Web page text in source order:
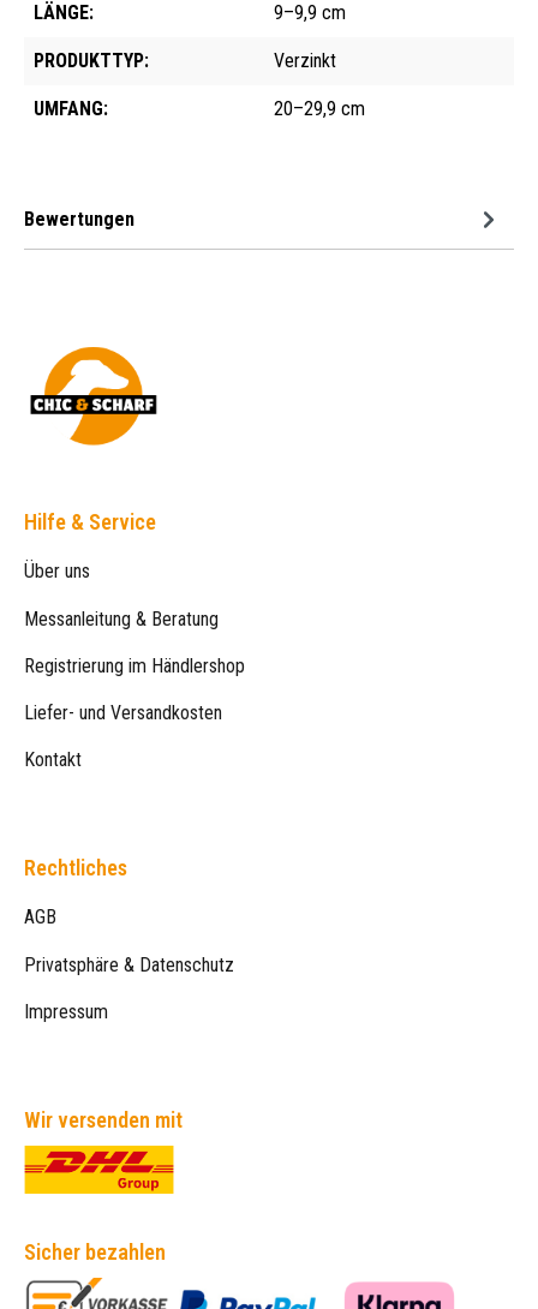
LÄNGE: 9–9,9 cm
PRODUKTTYP: Verzinkt
UMFANG: 20–29,9 cm
Bewertungen
Hilfe & Service
Über uns
Messanleitung & Beratung
Registrierung im Händlershop
Liefer- und Versandkosten
Kontakt
Rechtliches
AGB
Privatsphäre & Datenschutz
Impressum
Wir versenden mit
Sicher bezahlen